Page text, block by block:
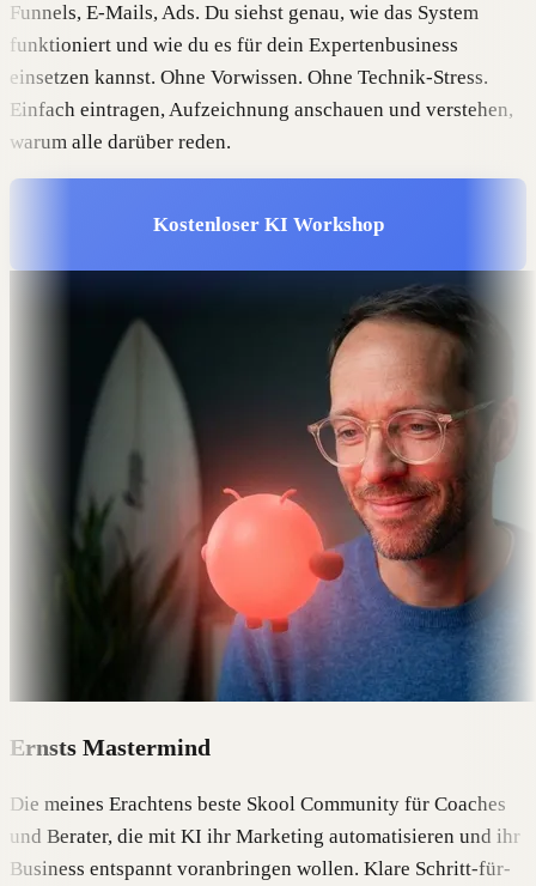
Funnels, E-Mails, Ads. Du siehst genau, wie das System
funktioniert und wie du es für dein Expertenbusiness
einsetzen kannst. Ohne Vorwissen. Ohne Technik-Stress.
Einfach eintragen, Aufzeichnung anschauen und verstehen,
warum alle darüber reden.
Kostenloser KI Workshop
Ernsts Mastermind
Die meines Erachtens beste Skool Community für Coaches
und Berater, die mit KI ihr Marketing automatisieren und ihr
Business entspannt voranbringen wollen. Klare Schritt-für-